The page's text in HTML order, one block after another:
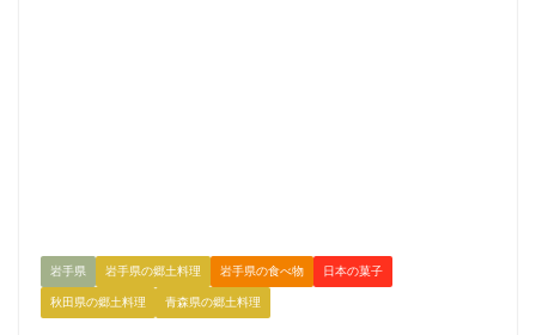
岩手県 岩手県の郷土料理 岩手県の食べ物 日本の菓子
秋田県の郷土料理 青森県の郷土料理